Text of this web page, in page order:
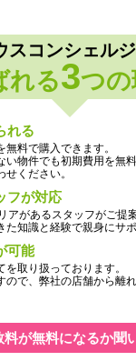
スコンシェル
れる3つの
れる
料で購入できます。
い物件でも初期費用を無
ください。
フが対応
アがあるスタッフがご提案
知識と経験で親身にサポ
可能
取り扱っております。
ので、弊社の店舗から離
料が無料になるか聞